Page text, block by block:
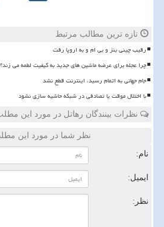
تازه ترین مطالب مرتبط
رقیب چینی بنز و بی ام و به اروپا رفت
چرا عجله برای عرضه ماشین های جدید به کیفیت لطمه می زند؟
️جام جهانی به اتمام رسید، اینترنت قطع نشد
با اختلال موقت یا تصادفی در شبکه حاشیه سازی نشود
نظرات بینندگان رهاتل در مورد این
نظر شما در مورد این
نام:
ایمیل:
نظر: